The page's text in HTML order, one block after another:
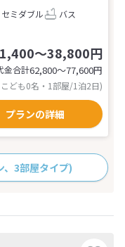
セミダブル
バス
～38,800円
金合計62,800〜77,600円
ども0名・1部屋/1泊2日)
プランの詳細
、3部屋タイプ)